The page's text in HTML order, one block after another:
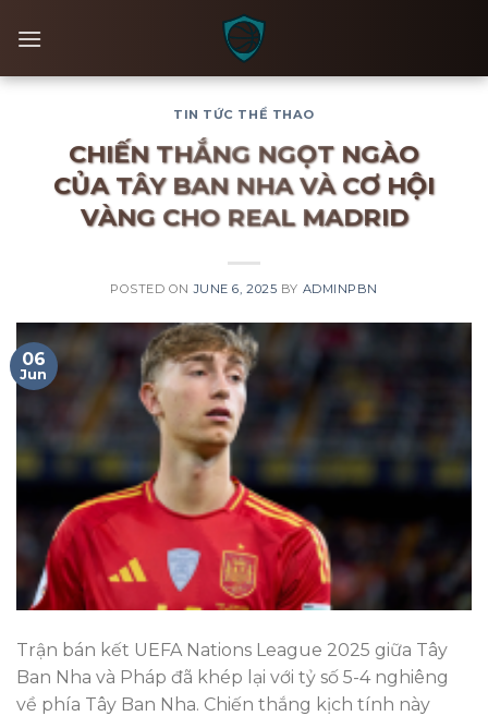
TIN TỨC THỂ THAO
CHIẾN THẮNG NGỌT NGÀO
CỦA TÂY BAN NHA VÀ CƠ HỘI
VÀNG CHO REAL MADRID
POSTED ONJUNE 6, 2025 BY ADMINPBN
06
Jun
Trận bán kết UEFA Nations League 2025 giữa Tây
Ban Nha và Pháp đã khép lại với tỷ số 5-4 nghiêng
về phía Tây Ban Nha. Chiến thắng kịch tính này